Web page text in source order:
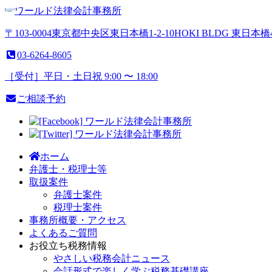
〒103-0004東京都中央区東日本橋1-2-10HOKI BLDG 東日本橋
03-6264-8605
［受付］平日・土日祝 9:00 〜 18:00
ご相談予約
ホーム
弁護士・ 税理士等
取扱案件
弁護士案件
税理士案件
事務所概要・ アクセス
よくある ご質問
お役立ち税務情報
やさしい税務会計ニュース